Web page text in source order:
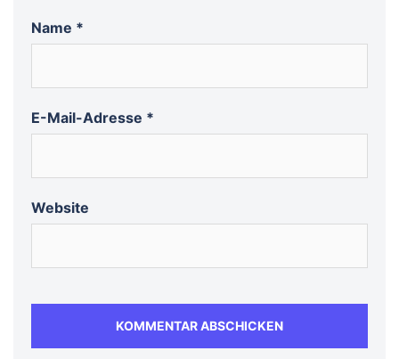
Name *
E-Mail-Adresse *
Website